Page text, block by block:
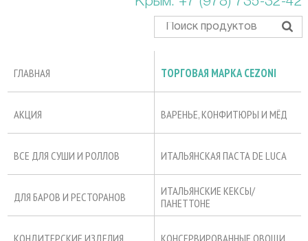
ГЛАВНАЯ ТОРГОВАЯ МАРКА CEZONI
АКЦИЯ ВАРЕНЬЕ, КОНФИТЮРЫ И МЁД
ВСЕ ДЛЯ СУШИ И РОЛЛОВ ИТАЛЬЯНСКАЯ ПАСТА DE LUCA
ДЛЯ БАРОВ И РЕСТОРАНОВ
ИТАЛЬЯНСКИЕ КЕКСЫ/
ПАНЕТТОНЕ